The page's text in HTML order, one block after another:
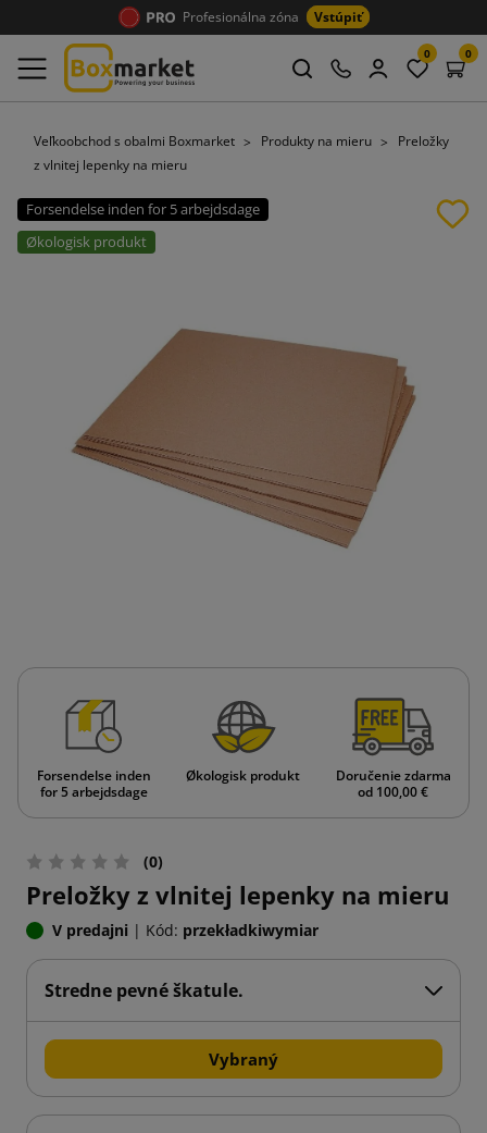
Profesionálna zóna Vstúpiť
0 0
Veľkoobchod s obalmi Boxmarket Produkty na mieru
Preložky
z vlnitej lepenky na mieru
Forsendelse inden for 5 arbejdsdage
Økologisk produkt
Forsendelse inden
for 5 arbejdsdage
Økologisk produkt
Doručenie zdarma
od 100,00 €
(0)
Preložky z vlnitej lepenky na mieru
V predajni | Kód: przekładkiwymiar
Stredne pevné škatule.
Vybraný